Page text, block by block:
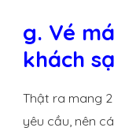
g. Vé
khách
Thật ra mang 2
yêu cầu, nên